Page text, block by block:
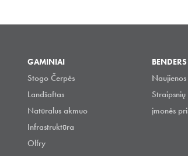
GAMINIAI
Stogo Čerpės
Landšaftas
Natūralus akmuo
Infrastruktūra
Olfry
BENDERS
Naujienos
įmonės